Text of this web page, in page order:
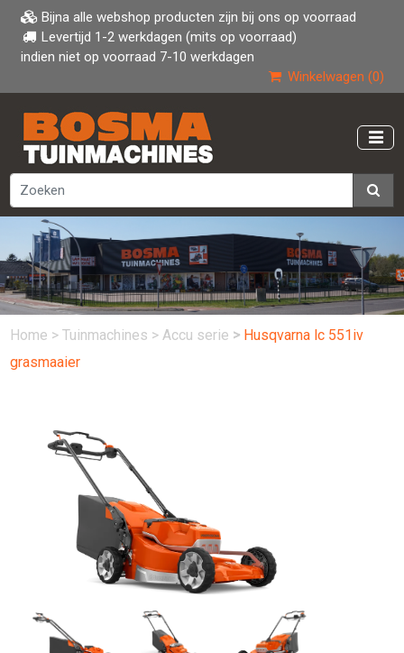
Bijna alle webshop producten zijn bij ons op voorraad
Levertijd 1-2 werkdagen (mits op voorraad)
indien niet op voorraad 7-10 werkdagen
Winkelwagen (0)
Home >Tuinmachines > Accu serie > Husqvarna lc 551iv
grasmaaier